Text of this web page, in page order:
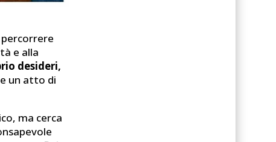
percorrere
e alla
desideri,
un atto di
ma cerca